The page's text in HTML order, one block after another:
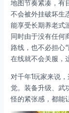
地图节奏紧凑，有
不会被外挂破坏生
能享受长期养老式
同时由于没有任何
路线，也不必担心
在线就不会关服，
对千年1玩家来说
觉。装备升级、武
怪的紧张感，都能